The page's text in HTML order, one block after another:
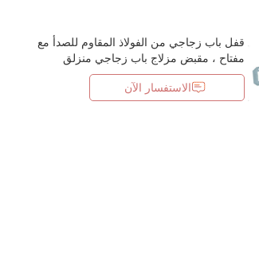
قفل باب زجاجي من الفولاذ المقاوم للصدأ مع
مفتاح ، مقبض مزلاج باب زجاجي منزلق
الاستفسار الآن